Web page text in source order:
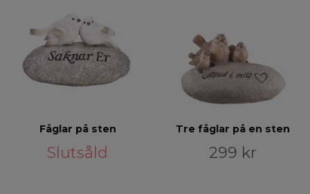
Fåglar på sten
Slutsåld
Tre fåglar på en sten
299 kr